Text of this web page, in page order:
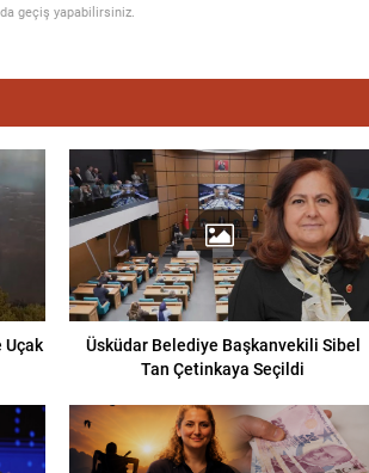
geçiş yapabilirsiniz.
Uçak
Üsküdar Belediye Başkanvekili Sibel
Tan Çetinkaya Seçildi